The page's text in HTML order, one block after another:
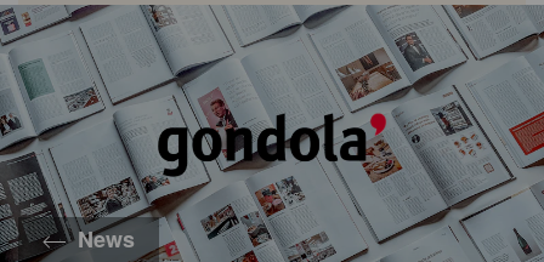
News
Gondola
academy
Gondola
society